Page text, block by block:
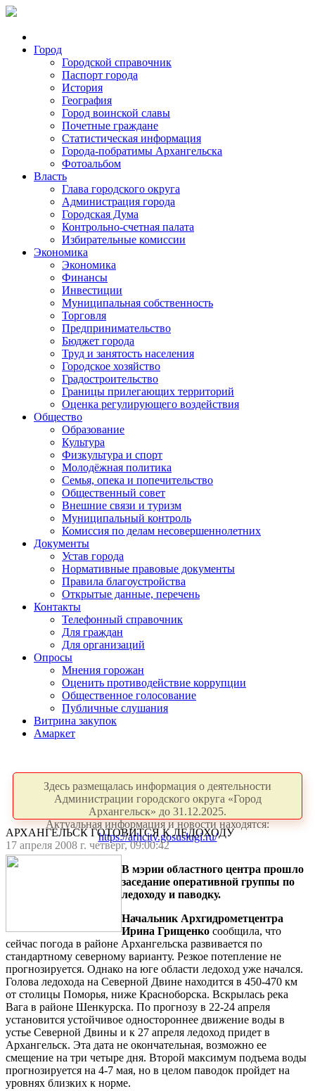
Город
Городской справочник
Паспорт города
История
География
Город воинской славы
Почетные граждане
Статистическая информация
Города-побратимы Архангельска
Фотоальбом
Власть
Глава городского округа
Администрация города
Городская Дума
Контрольно-счетная палата
Избирательные комиссии
Экономика
Экономика
Финансы
Инвестиции
Муниципальная собственность
Торговля
Предпринимательство
Бюджет города
Труд и занятость населения
Городское хозяйство
Градостроительство
Границы прилегающих территорий
Оценка регулирующего воздействия
Общество
Образование
Культура
Физкультура и спорт
Молодёжная политика
Семья, опека и попечительство
Общественный совет
Внешние связи и туризм
Муниципальный контроль
Комиссия по делам несовершеннолетних
Документы
Устав города
Нормативные правовые документы
Правила благоустройства
Открытые данные, перечень
Контакты
Телефонный справочник
Для граждан
Для организаций
Опросы
Мнения горожан
Оценить противодействие коррупции
Общественное голосование
Публичные слушания
Витрина закупок
Амаркет
Здесь размещалась информация о деятельности
Администрации городского округа «Город
Архангельск» до 31.12.2025.
Актуальная информация и новости находятся:
https://arhcity.gosuslugi.ru/
АРХАНГЕЛЬСК ГОТОВИТСЯ К ЛЕДОХОДУ
17 апреля 2008 г. четверг, 09:00:42
В мэрии областного центра прошло
заседание оперативной группы по
ледоходу и паводку.
Начальник Архгидрометцентра
Ирина Грищенко сообщила, что
сейчас погода в районе Архангельска развивается по
стандартному северному варианту. Резкое потепление не
прогнозируется. Однако на юге области ледоход уже начался.
Голова ледохода на Северной Двине находится в 450-470 км
от столицы Поморья, ниже Красноборска. Вскрылась река
Вага в районе Шенкурска. По прогнозу в 22-24 апреля
установится устойчивое одностороннее движение воды в
устье Северной Двины и к 27 апреля ледоход придет в
Архангельск. Эта дата не окончательная, возможно ее
смещение на три четыре дня. Второй максимум подъема воды
прогнозируется на 4-7 мая, но в целом паводок пройдет на
уровнях близких к норме.